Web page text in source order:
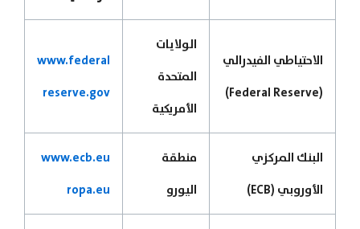
الاحتياطي الفيدرالي
(Federal Reserve)
الولايات
المتحدة
الأمريكية
www.federal
reserve.gov
البنك المركزي
الأوروبي (ECB)
منطقة
اليورو
www.ecb.eu
ropa.eu